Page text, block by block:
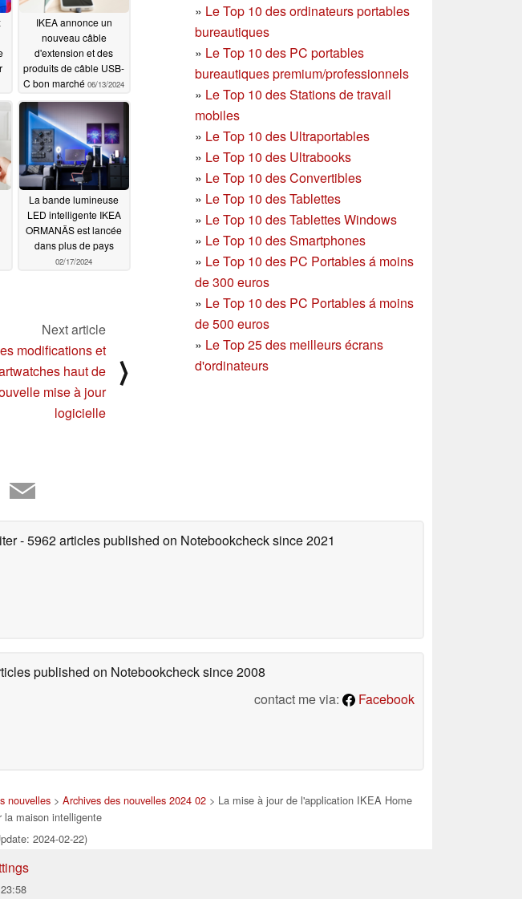
» Le Top 10 des ordinateurs portables
bureautiques
» Le Top 10 des PC portables
bureautiques premium/professionnels
» Le Top 10 des Stations de travail
mobiles
» Le Top 10 des Ultraportables
» Le Top 10 des Ultrabooks
» Le Top 10 des Convertibles
» Le Top 10 des Tablettes
» Le Top 10 des Tablettes Windows
» Le Top 10 des Smartphones
» Le Top 10 des PC Portables á moins
de 300 euros
» Le Top 10 des PC Portables á moins
de 500 euros
» Le Top 25 des meilleurs écrans
d'ordinateurs
IKEA annonce un
nouveau câble
d'extension et des
produits de câble USB-
C bon marché 06/13/2024
La bande lumineuse
LED intelligente IKEA
ORMANÄS est lancée
dans plus de pays
02/17/2024
Next article
modifications et
haut de
mise à jour
logicielle
⟩
- 5962 articles published on Notebookchecksince 2021
published on Notebookchecksince 2008
contact me via:
Facebook
nouvelles > Archives des nouvelles 2024 02 > La mise à jour de l'application IKEA Home
la maison intelligente
2024-02-22)